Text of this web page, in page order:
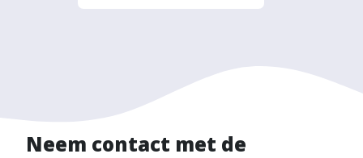
Neem contact met de